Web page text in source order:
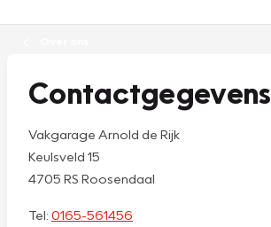
Contactgegevens
Vakgarage Arnold de Rijk
Keulsveld 15
4705 RS Roosendaal
Tel: 0165-561456